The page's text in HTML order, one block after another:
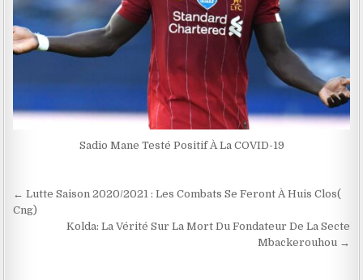
Sadio Mane Testé Positif À La COVID-19
Navigation
de
← Lutte Saison 2020/2021 : Les Combats Se Feront À Huis Clos(
Cng)
Kolda: La Vérité Sur La Mort Du Fondateur De La Secte
Mbackerouhou →